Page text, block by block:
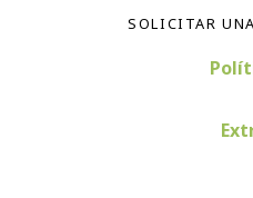
SOLICITAR